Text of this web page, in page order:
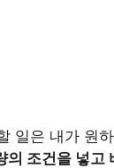
일은 내가 원
의 조건을 넣고